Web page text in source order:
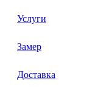
Услуги
Замер
Доставка